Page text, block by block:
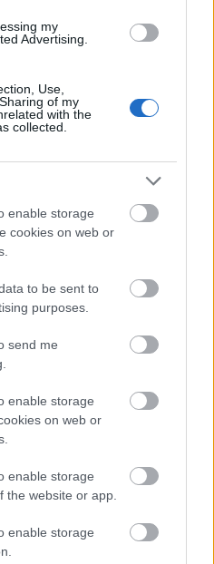
my
Advertising.
Use,
of my
with the
collected.
enable storage
cookies on web or
to be sent to
purposes.
send me
enable storage
on web or
enable storage
the website or app.
enable storage
tit hajózástörténeti
egyesület Káposztásmegyer